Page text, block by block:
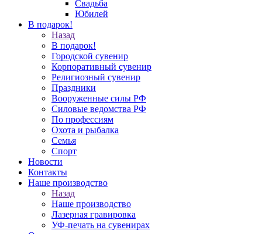
Свадьба
Юбилей
В подарок!
Назад
В подарок!
Городской сувенир
Корпоративный сувенир
Религиозный сувенир
Праздники
Вооруженные силы РФ
Силовые ведомства РФ
По профессиям
Охота и рыбалка
Семья
Спорт
Новости
Контакты
Наше производство
Назад
Наше производство
Лазерная гравировка
УФ-печать на сувенирах